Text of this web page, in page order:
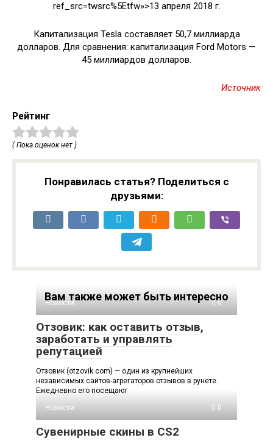
ref_src=twsrc%5Etfw»>13 апреля 2018 г.
Капитализация Tesla составляет 50,7 миллиарда
долларов. Для сравнения: капитализация Ford Motors —
45 миллиардов долларов.
Источник
Рейтинг
( Пока оценок нет )
Понравилась статья? Поделиться с
друзьями:
Вам также может быть интересно
Новости 0
Отзовик: как оставить отзыв,
заработать и управлять
репутацией
Отзовик (otzovik.com) — один из крупнейших
независимых сайтов-агрегаторов отзывов в рунете.
Ежедневно его посещают
Новости
0
Сувенирные скины в CS2